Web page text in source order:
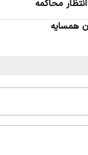
محاکمه
همسایه